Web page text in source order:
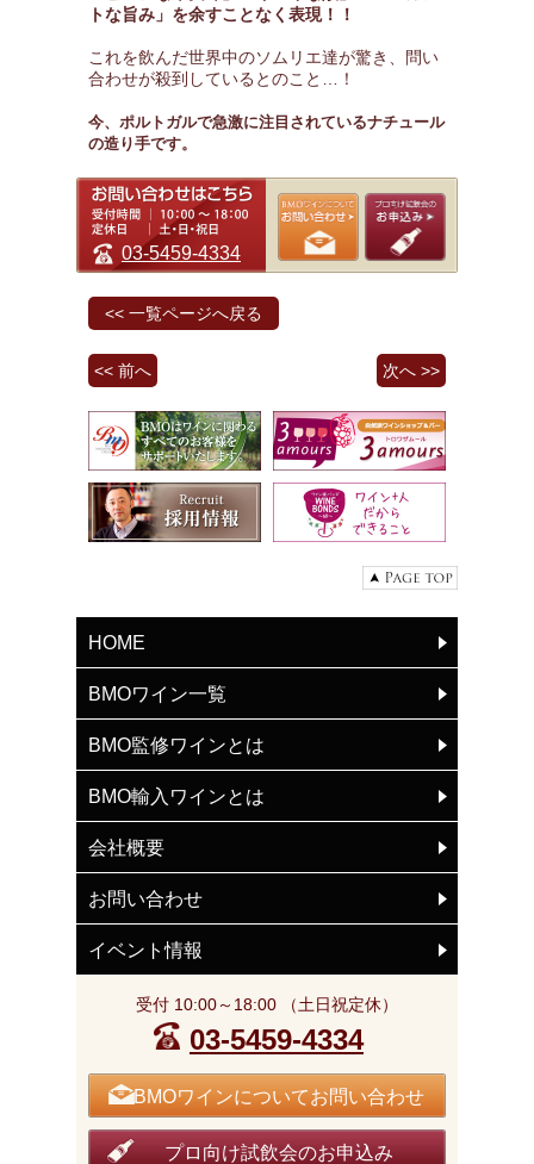
トな旨み」を余すことなく表現！！
これを飲んだ世界中のソムリエ達が驚き、問い
合わせが殺到しているとのこと…！
今、ポルトガルで急激に注目されているナチュール
の造り手です。
03-5459-4334
<< 一覧ページへ戻る
<< 前へ 次へ >>
HOME
BMOワイン一覧
BMO監修ワインとは
BMO輸入ワインとは
会社概要
お問い合わせ
イベント情報
受付 10:00～18:00 （土日祝定休）
03-5459-4334
BMOワインについてお問い合わせ
プロ向け試飲会のお申込み